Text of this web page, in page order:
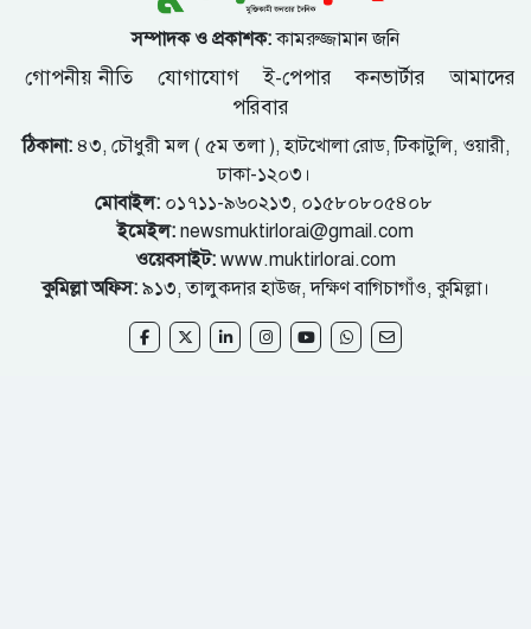
সম্পাদক ও প্রকাশক:কামরুজ্জামান জনি
গোপনীয় নীতি যোগাযোগ ই-পেপার কনভার্টার
আমাদের
পরিবার
ঠিকানা:৪৩, চৌধুরী মল ( ৫ম তলা ), হাটখোলা রোড, টিকাটুলি, ওয়ারী,
ঢাকা-১২০৩।
মোবাইল:০১৭১১-৯৬০২১৩, ০১৫৮০৮০৫৪০৮
ইমেইল: newsmuktirlorai@gmail.com
ওয়েবসাইট: www.muktirlorai.com
কুমিল্লা অফিস: ৯১৩, তালুকদার হাউজ, দক্ষিণ বাগিচাগাঁও, কুমিল্লা।